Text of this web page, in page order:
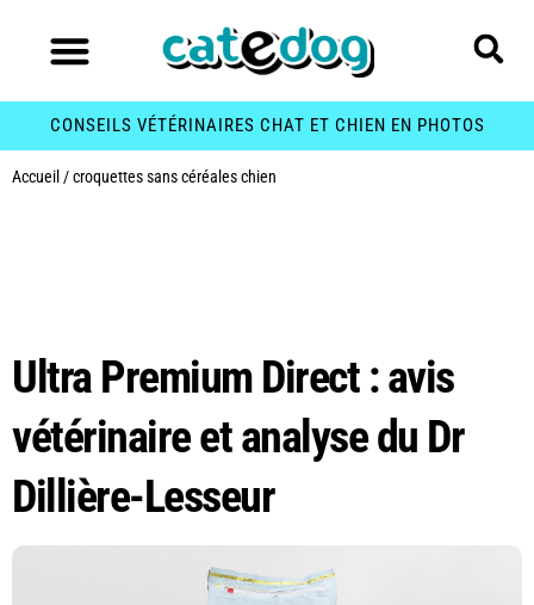
CONSEILS VÉTÉRINAIRES CHAT ET CHIEN EN PHOTOS
Accueil /croquettes sans céréales chien
Ultra Premium Direct : avis
vétérinaire et analyse du Dr
Dillière-Lesseur